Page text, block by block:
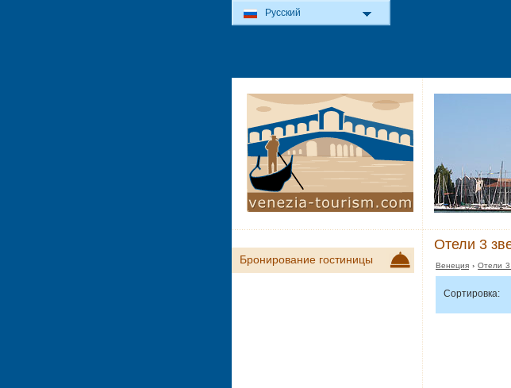
Отели 3
Венеция ›Отели 3
Сортировка:
Бронирование гостиницы
Русский